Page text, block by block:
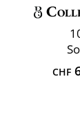
CHF